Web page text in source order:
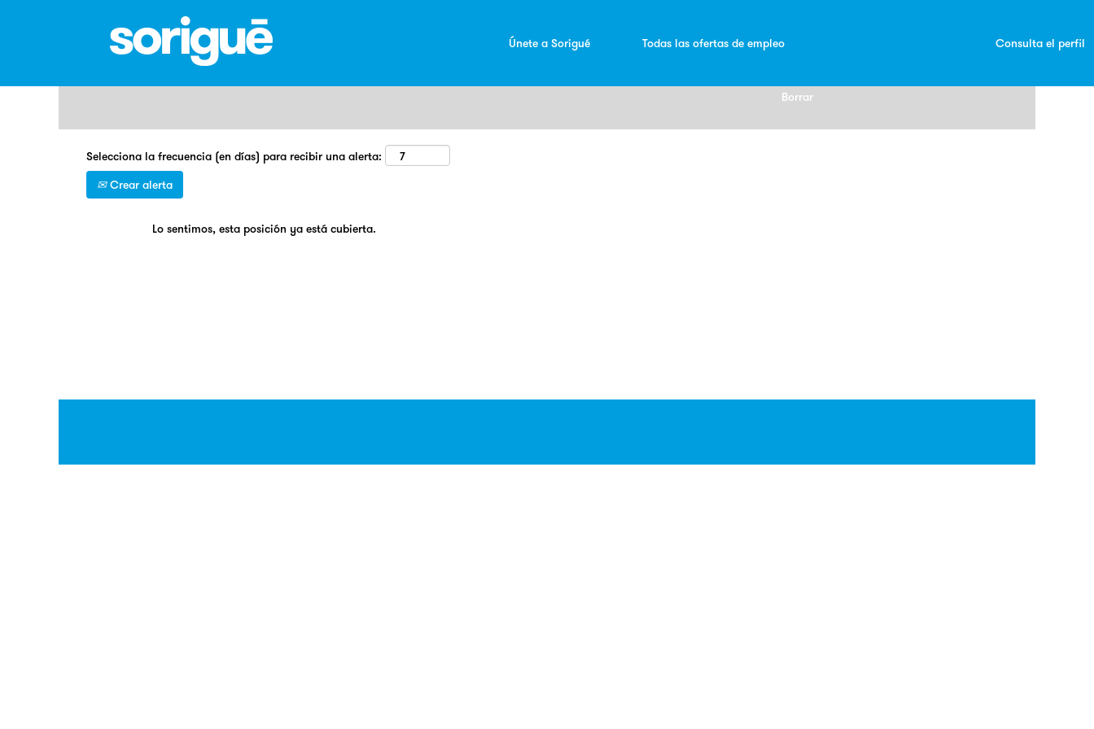
Únete a Sorigué Todas las ofertas de empleo Consulta el perfil
Buscar por palabra clave
Borrar
Selecciona la frecuencia (en días) para recibir una alerta:
Crear alerta
Lo sentimos, esta posición ya está cubierta.